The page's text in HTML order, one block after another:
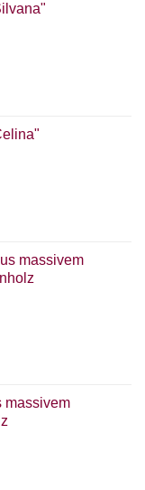
massivem
massivem